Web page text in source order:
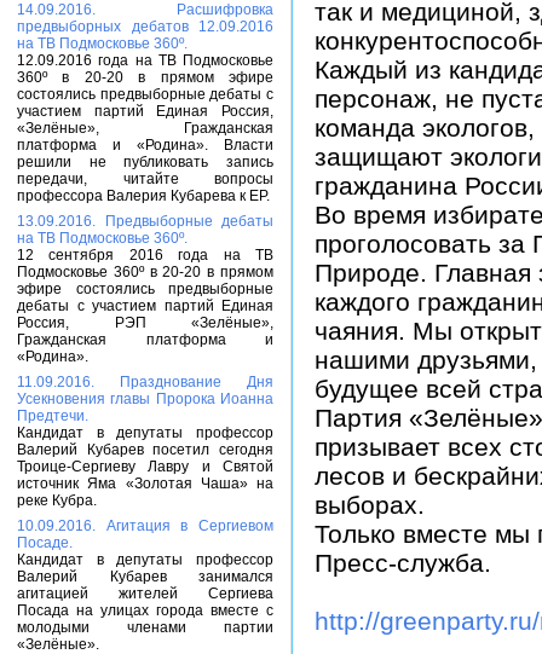
14.09.2016. Расшифровка
предвыборных дебатов 12.09.2016
на ТВ Подмосковье 360º.
12.09.2016 года на ТВ Подмосковье
360º в 20-20 в прямом эфире
состоялись предвыборные дебаты с
участием партий Единая Россия,
«Зелёные», Гражданская
платформа и «Родина». Власти
решили не публиковать запись
передачи, читайте вопросы
профессора Валерия Кубарева к ЕР.
13.09.2016. Предвыборные дебаты
на ТВ Подмосковье 360º.
12 сентября 2016 года на ТВ
Подмосковье 360º в 20-20 в прямом
эфире состоялись предвыборные
дебаты с участием партий Единая
Россия, РЭП «Зелёные»,
Гражданская платформа и
«Родина».
11.09.2016. Празднование Дня
Усекновения главы Пророка Иоанна
Предтечи.
Кандидат в депутаты профессор
Валерий Кубарев посетил сегодня
Троице-Сергиеву Лавру и Святой
источник Яма «Золотая Чаша» на
реке Кубра.
10.09.2016. Агитация в Сергиевом
Посаде.
Кандидат в депутаты профессор
Валерий Кубарев занимался
агитацией жителей Сергиева
Посада на улицах города вместе с
молодыми членами партии
«Зелёные».
так и медициной,
Каждый из
персонаж, не
команда
защищают
гражданина
Во время
проголосовать
Природе. Главная
каждого
чаяния. Мы
нашими друзьями,
будущее всей
Партия
призывает всех
лесов и
выборах.
Только вместе мы
Пресс-служба.
http://